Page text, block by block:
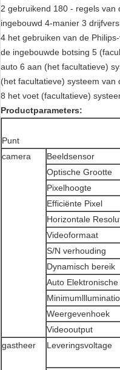
2 gebruikend 180 - regels van
ingebouwd 4-manier 3
4 het gebruiken van de
de ingebouwde botsing 5
auto 6 aan (het facultatieve)
(het facultatieve) systeem
8 het voet (facultatieve)
Productparameters:
Punt
camera
Beeldsensor
Optische Grootte
Pixelhoogte
Efficiënte Pixel
Horizontale
Videoformaat
S/N verhouding
Dynamisch bereik
Auto
Weergevenhoek
Videooutput
gastheer
Leveringsvoltage